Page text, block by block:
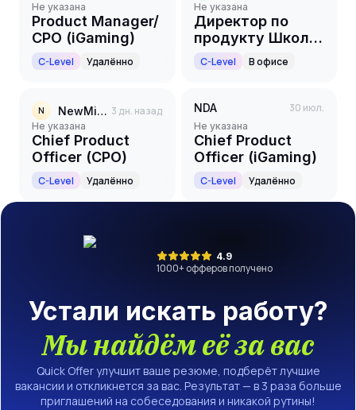
Не указана
Product Manager/
CPO (iGaming)
C-Level Удалённо
Не указана
Директор по
продукту Школы
Бизнеса (C-level)
C-Level В офисе
N NewMindStart 3 дн. назад
Не указана
Chief Product
Officer (CPO)
C-Level Удалённо
NDA 30 июл.
Не указана
Chief Product
Officer (iGaming)
C-Level Удалённо
4.9
1000+ офферов получено
Устали искать работу?
Мы найдём её за вас
Quick Offer улучшит ваше резюме, подберёт лучшие
вакансии и откликнется за вас. Результат — в 3 раза больше
приглашений на собеседования и никакой рутины!